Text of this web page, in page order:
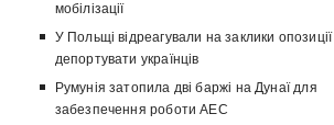
мобілізації
У Польщі відреагували на заклики опозиції
депортувати українців
Румунія затопила дві баржі на Дунаї для
забезпечення роботи АЕС